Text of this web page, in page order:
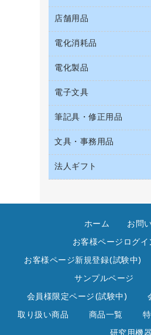
リングファイル
レターファイル
持ち出しファイル
統一伝票用ファイル
背幅が伸びるファイル
板目表紙・綴込表紙
名刺整理用品
レーザーポインター
大型シュレッダー（
ゴミ袋
スポーツ・レジャー
スリッパ・サンダル
その他雑貨
ダストボックス
ティッシュペーパー
トイレットペーパー
食品添加物製品
設計・製図用品
店舗用品
ＰＯＰ用品
カウンター／お会計
サイン・看板用品
ディスプレイ用品
レジ・ポリ袋
陳列什器
店舗運営用品
電化消耗品
アルバム
デスクライト
懐中電灯・ライト
乾電池・充電池
電球・蛍光灯
電化製品
ＡＶ機器・アクセサ
ＯＡタップ／延長コ
キッチン・調理家電
その他電化製品
空調・季節家電
電子文具
その他電子文具
ラベルテープ
ラベルライター
電卓
筆記具・修正用品
シャープペンシル
シャープペンシル用
ボールペン（ゲルイ
文具・事務用品
カッター
スティックのり
ステープラー本体
ステープル針
スプレーのり クリ
セロハンテープ
その他文具
テープカッター
テープのり
法人ギフト
高島屋（食品・飲料
ホーム お問
お客様ページログ
お客様ページ新規登録(試験中)
サンプルページ
会員様限定ページ(試験中)
取り扱い商品 商品一覧